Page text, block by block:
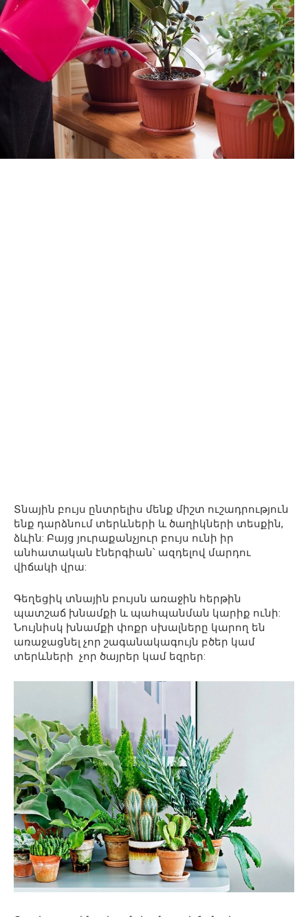
Տնային բույս ​​ընտրելիս մենք միշտ ուշադրություն
ենք դարձնում տերևների և ծաղիկների տեսքին,
ձևին: Բայց յուրաքանչյուր բույս ​​ունի իր
անհատական ​​էներգիան՝ ազդելով մարդու
վիճակի վրա:
Գեղեցիկ տնային բույսն առաջին հերթին
պատշաճ խնամքի և պահպանման կարիք ունի:
Նույնիսկ խնամքի փոքր սխալները կարող են
առաջացնել չոր շագանակագույն բծեր կամ
տերևների չոր ծայրեր կամ եզրեր: